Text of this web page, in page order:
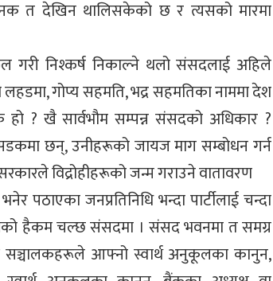
त देखिन थालिसकेको छ र त्यसको मारमा
गरी निश्कर्ष निकाल्ने थलो संसदलाई अहिले
गोप्य सहमति, भद्र सहमतिका नाममा देश
? खै सार्वभौम सम्पन्न संसदको अधिकार ?
छन्, उनीहरूको जायज माग सम्बोधन गर्न
विद्रोहीहरूको जन्म गराउने वातावरण
पठाएका जनप्रतिनिधि भन्दा पार्टीलाई चन्दा
हैकम चल्छ संसदमा । संसद भवनमा त समग्र
सञ्चालकहरूले आफ्नो स्वार्थ अनुकूलका कानुन,